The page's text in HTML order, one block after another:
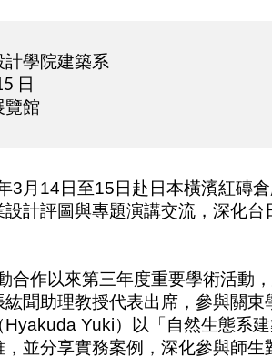
學院建築系
日
覽館
3 月 14 日至15 日赴日本橫濱紅磚
計評圖與專題演講交流，深化
合作以來第三年度重要學術活動
聞助理教授代表出席，參與關
Hyakuda Yuki）以「自然生態系
並分享實務案例，深化參與師生